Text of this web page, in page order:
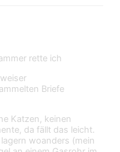
rette ich
Briefe
Katzen, keinen
da fällt das leicht.
woanders (mein